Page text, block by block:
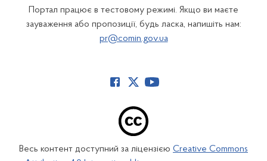
Портал працює в тестовому режимі. Якщо ви маєте
зауваження або пропозиції, будь ласка, напишіть нам:
pr@comin.gov.ua
Весь контент доступний за ліцензією Creative Commons